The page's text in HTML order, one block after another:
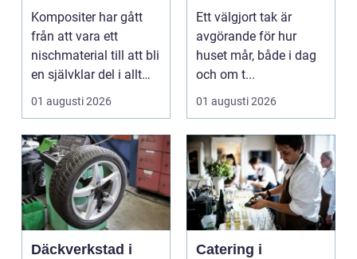
högpresterande
produkt
Kompositer har gått
från att vara ett
nischmaterial till att bli
en självklar del i allt
från vindkr...
01 augusti 2026
får ett tak som
håller
Ett välgjort tak är
avgörande för hur
huset mår, både i dag
och om t...
01 augusti 2026
Däckverkstad i
Catering i